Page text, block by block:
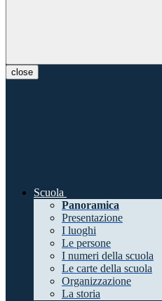
close
Scuola
Panoramica
Presentazione
I luoghi
Le persone
I numeri della scuola
Le carte della scuola
Organizzazione
La storia